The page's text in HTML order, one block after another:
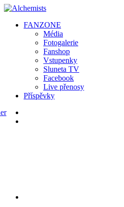
FANZONE
Média
Fotogalerie
Fanshop
Vstupenky
Sluneta TV
Facebook
Live přenosy
Příspěvky